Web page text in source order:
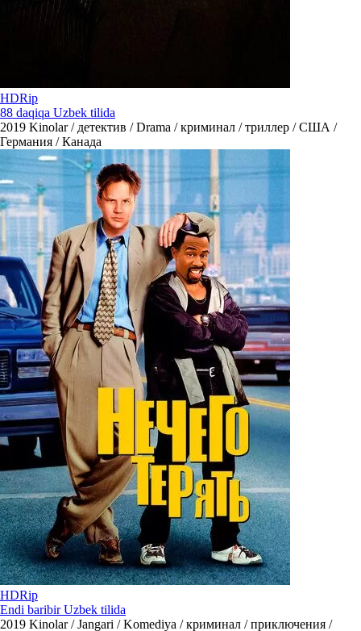
HDRip
88 daqiqa Uzbek tilida
2019 Kinolar / детектив / Drama / криминал / триллер / США /
Германия / Канада
HDRip
Endi baribir Uzbek tilida
2019 Kinolar / Jangari / Komediya / криминал / приключения /